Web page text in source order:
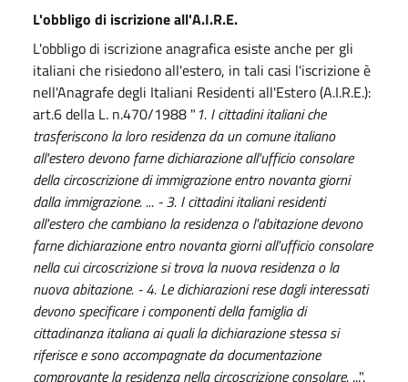
L'obbligo di iscrizione all'A.I.R.E.
L'obbligo di iscrizione anagrafica esiste anche per gli
italiani che risiedono all'estero, in tali casi l'iscrizione è
nell'Anagrafe degli Italiani Residenti all'Estero (A.I.R.E.):
art.6 della L. n.470/1988 "1. I cittadini italiani che
trasferiscono la loro residenza da un comune italiano
all'estero devono farne dichiarazione all'ufficio consolare
della circoscrizione di immigrazione entro novanta giorni
dalla immigrazione. ... - 3. I cittadini italiani residenti
all'estero che cambiano la residenza o l'abitazione devono
farne dichiarazione entro novanta giorni all'ufficio consolare
nella cui circoscrizione si trova la nuova residenza o la
nuova abitazione. - 4. Le dichiarazioni rese dagli interessati
devono specificare i componenti della famiglia di
cittadinanza italiana ai quali la dichiarazione stessa si
riferisce e sono accompagnate da documentazione
comprovante la residenza nella circoscrizione consolare. ...".